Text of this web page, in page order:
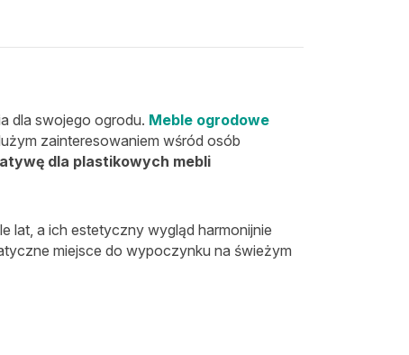
dla swojego ogrodu. Meble ogrodowe
zainteresowaniem wśród osób
dla plastikowych mebli
lat, a ich estetyczny wygląd harmonijnie
miejsce do wypoczynku na świeżym